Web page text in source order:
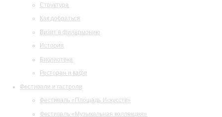
Структура
Как добраться
Визит в филармонию
История
Библиотека
Ресторан и кафе
Фестивали и гастроли
Фестиваль «Площадь Искусств»
Фестиваль «Музыкальная коллекция»